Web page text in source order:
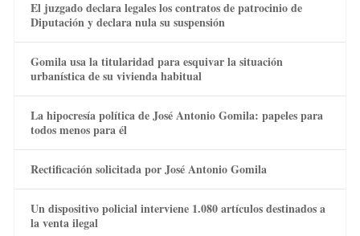
El juzgado declara legales los contratos de patrocinio de
Diputación y declara nula su suspensión
Gomila usa la titularidad para esquivar la situación
urbanística de su vivienda habitual
La hipocresía política de José Antonio Gomila: papeles para
todos menos para él
Rectificación solicitada por José Antonio Gomila
Un dispositivo policial interviene 1.080 artículos destinados a
la venta ilegal